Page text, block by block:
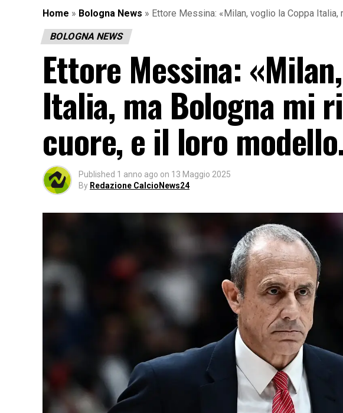
Home » Bologna News » Ettore Messina: «Milan, voglio la Coppa
BOLOGNA NEWS
Ettore Messina:
Italia, ma Bologna mi
cuore, e il loro
Published 1 anno ago on 13 Maggio 2025
By Redazione CalcioNews24